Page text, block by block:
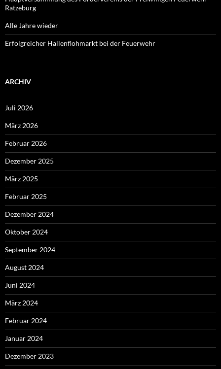
Ratzeburg
Alle Jahre wieder
Erfolgreicher Hallenflohmarkt bei der Feuerwehr
ARCHIV
Juli 2026
März 2026
Februar 2026
Dezember 2025
März 2025
Februar 2025
Dezember 2024
Oktober 2024
September 2024
August 2024
Juni 2024
März 2024
Februar 2024
Januar 2024
Dezember 2023